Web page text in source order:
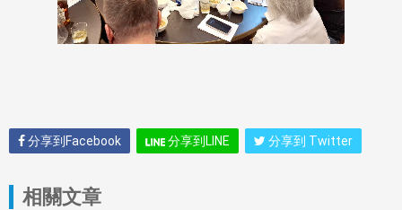
分享到Facebook 分享到LINE 分享到 Twitter
相關文章